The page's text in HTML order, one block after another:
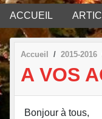
ACCUEIL
Accueil 2015-2016
A VOS
Bonjour à tous,